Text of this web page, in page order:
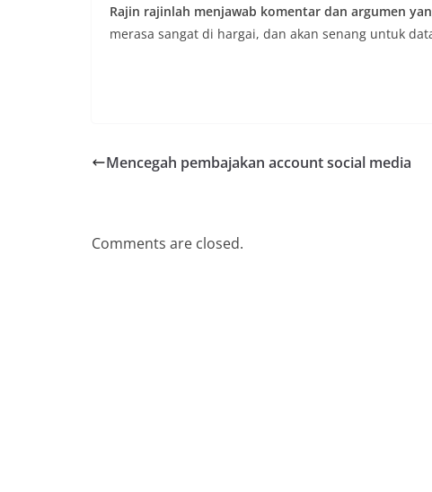
Rajin rajinlah menjawab komentar dan argumen
merasa sangat di hargai, dan akan senang untuk
Mencegah pembajakan account social media
Comments are closed.